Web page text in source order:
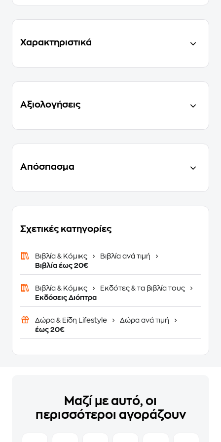
Χαρακτηριστικά
Αξιολογήσεις
Απόσπασμα
Σχετικές κατηγορίες
Βιβλία & Κόμικς
Βιβλία ανά τιμή
Βιβλία έως 20€
Βιβλία & Κόμικς
Εκδότες & τα βιβλία τους
Εκδόσεις Διόπτρα
Δώρα & Είδη Lifestyle
Δώρα ανά τιμή
έως 20€
Μαζί με αυτό, οι
περισσότεροι αγοράζουν